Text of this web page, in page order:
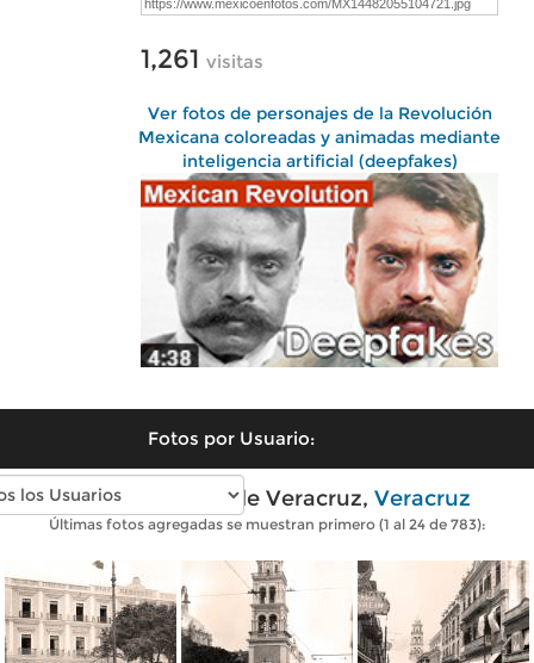
1,261 visitas
Ver fotos de personajes de la Revolución
Mexicana coloreadas y animadas mediante
inteligencia artificial (deepfakes)
Fotos por Usuario:
Fotos antiguas de Veracruz, Veracruz
Últimas fotos agregadas se muestran primero (1 al 24 de 783):